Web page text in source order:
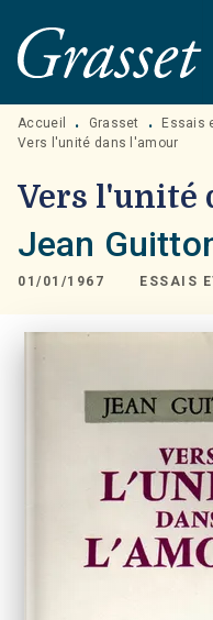
MENU
PIED DE PAGE
Accueil • Grasset • Essais
Vers l'unité dans l'amour
Vers l'unité
Jean
01/01/1967 ESSAIS